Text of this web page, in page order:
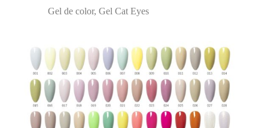
Gel de color, Gel Cat Eyes